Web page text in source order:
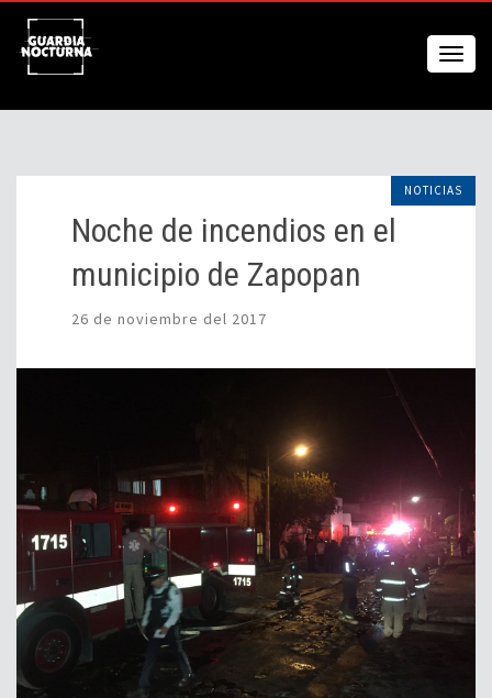
NOTICIAS
Noche de incendios en el
municipio de Zapopan
26 de noviembre del 2017